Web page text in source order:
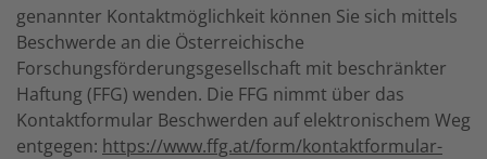
genannter Kontaktmöglichkeit können Sie sich mittels
Beschwerde an die Österreichische
Forschungsförderungsgesellschaft mit beschränkter
Haftung (FFG) wenden. Die FFG nimmt über das
Kontaktformular Beschwerden auf elektronischem Weg
entgegen: https://www.ffg.at/form/kontaktformular-